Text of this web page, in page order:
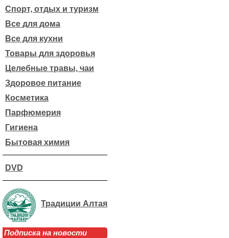
Спорт, отдых и туризм
Все для дома
Все для кухни
Товары для здоровья
Целебные травы, чаи
Здоровое питание
Косметика
Парфюмерия
Гигиена
Бытовая химия
DVD
Традиции Алтая
Подписка на новости